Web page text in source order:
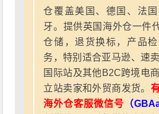
仓覆盖美国、德国、法
牙。提供英国海外仓一件
仓储，退货换标，产品
务，特别适合亚马逊、速
国际站及其他B2C跨境电
立站卖家和外贸商发货。
海外仓客服微信号 （